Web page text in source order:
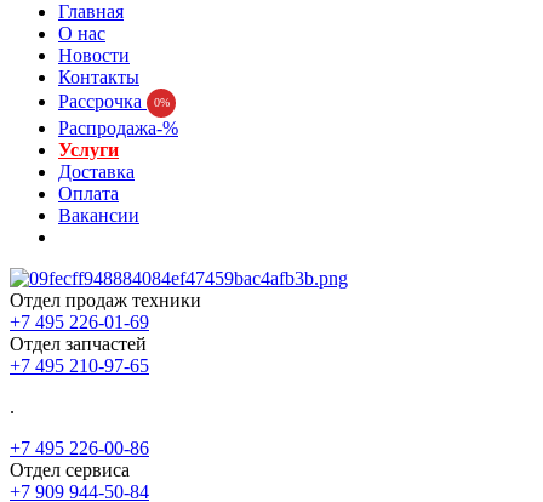
Главная
О нас
Новости
Контакты
Рассрочка
0%
Распродажа-%
Услуги
Доставка
Оплата
Вакансии
Отдел продаж техники
+7 495 226-01-69
Отдел запчастей
+7 495 210-97-65
.
+7 495 226-00-86
Отдел сервиса
+7 909 944-50-84